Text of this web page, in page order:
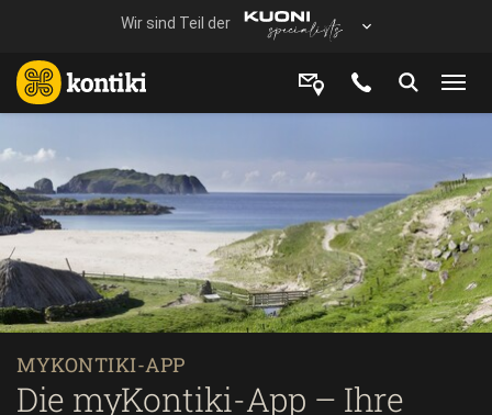
MYKONTIKI-APP
Die myKontiki-App – Ihre